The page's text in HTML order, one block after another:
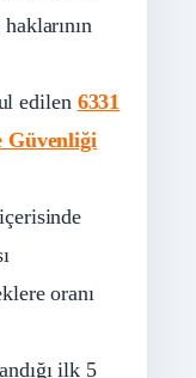
edilen 6331
Güvenliği
oranı
ilk 5